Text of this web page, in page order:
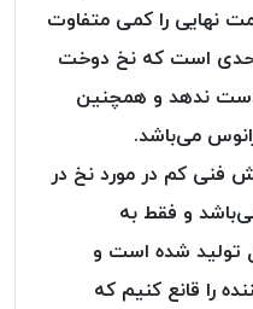
نهایی را کمی متفاوت
حدی است که نخ دوخت
دست ندهد و همچنین
می‌باشد.
فنی کم در مورد نخ در
و فقط به
تولید شده است و
را قانع کنیم که